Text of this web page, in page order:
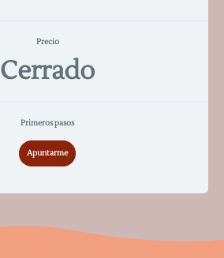
Precio
Cerrado
Primeros pasos
Apuntarme